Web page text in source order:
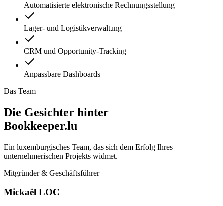
Automatisierte elektronische Rechnungsstellung
Lager- und Logistikverwaltung
CRM und Opportunity-Tracking
Anpassbare Dashboards
Das Team
Die Gesichter hinter
Bookkeeper.lu
Ein luxemburgisches Team, das sich dem Erfolg Ihres
unternehmerischen Projekts widmet.
Mitgründer & Geschäftsführer
Mickaël LOC